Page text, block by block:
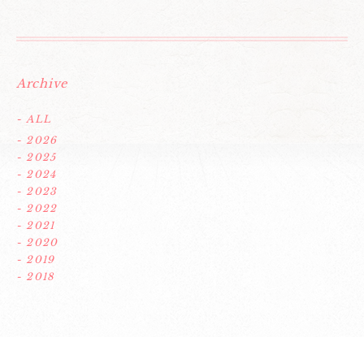
Archive
- ALL
- 2026
- 2025
- 2024
- 2023
- 2022
- 2021
- 2020
- 2019
- 2018